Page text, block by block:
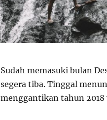
Sudah memasuki bulan
segera tiba. Tinggal
menggantikan tahun